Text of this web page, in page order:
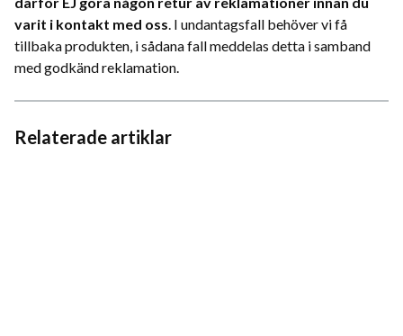
varit i kontakt med oss. I undantagsfall behöver vi få
tillbaka produkten, i sådana fall meddelas detta i samband
med godkänd reklamation.
Relaterade artiklar